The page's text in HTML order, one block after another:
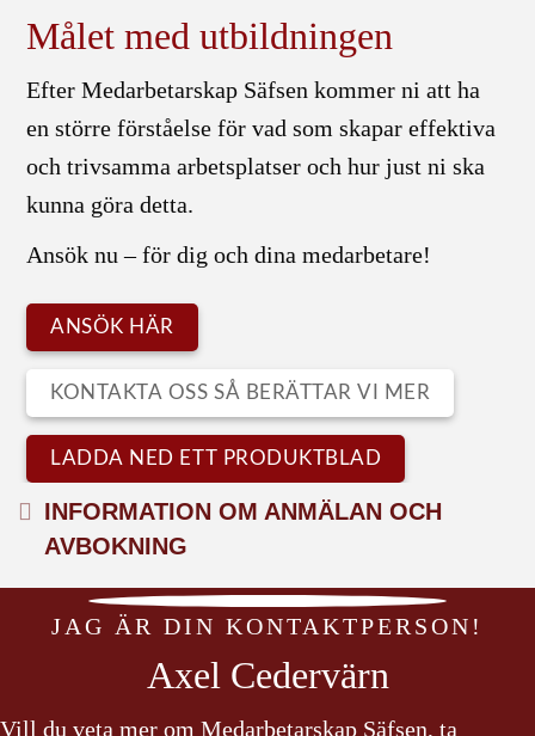
Målet med utbildningen
Efter Medarbetarskap Säfsen kommer ni att ha
en större förståelse för vad som skapar effektiva
och trivsamma arbetsplatser och hur just ni ska
kunna göra detta.
Ansök nu – för dig och dina medarbetare!
ANSÖK HÄR
KONTAKTA OSS SÅ BERÄTTAR VI MER
LADDA NED ETT PRODUKTBLAD
EXPAND
INFORMATION OM ANMÄLAN OCH
AVBOKNING
JAG ÄR DIN KONTAKTPERSON!
Axel Cedervärn
Vill du veta mer om Medarbetar­skap Säfsen, ta